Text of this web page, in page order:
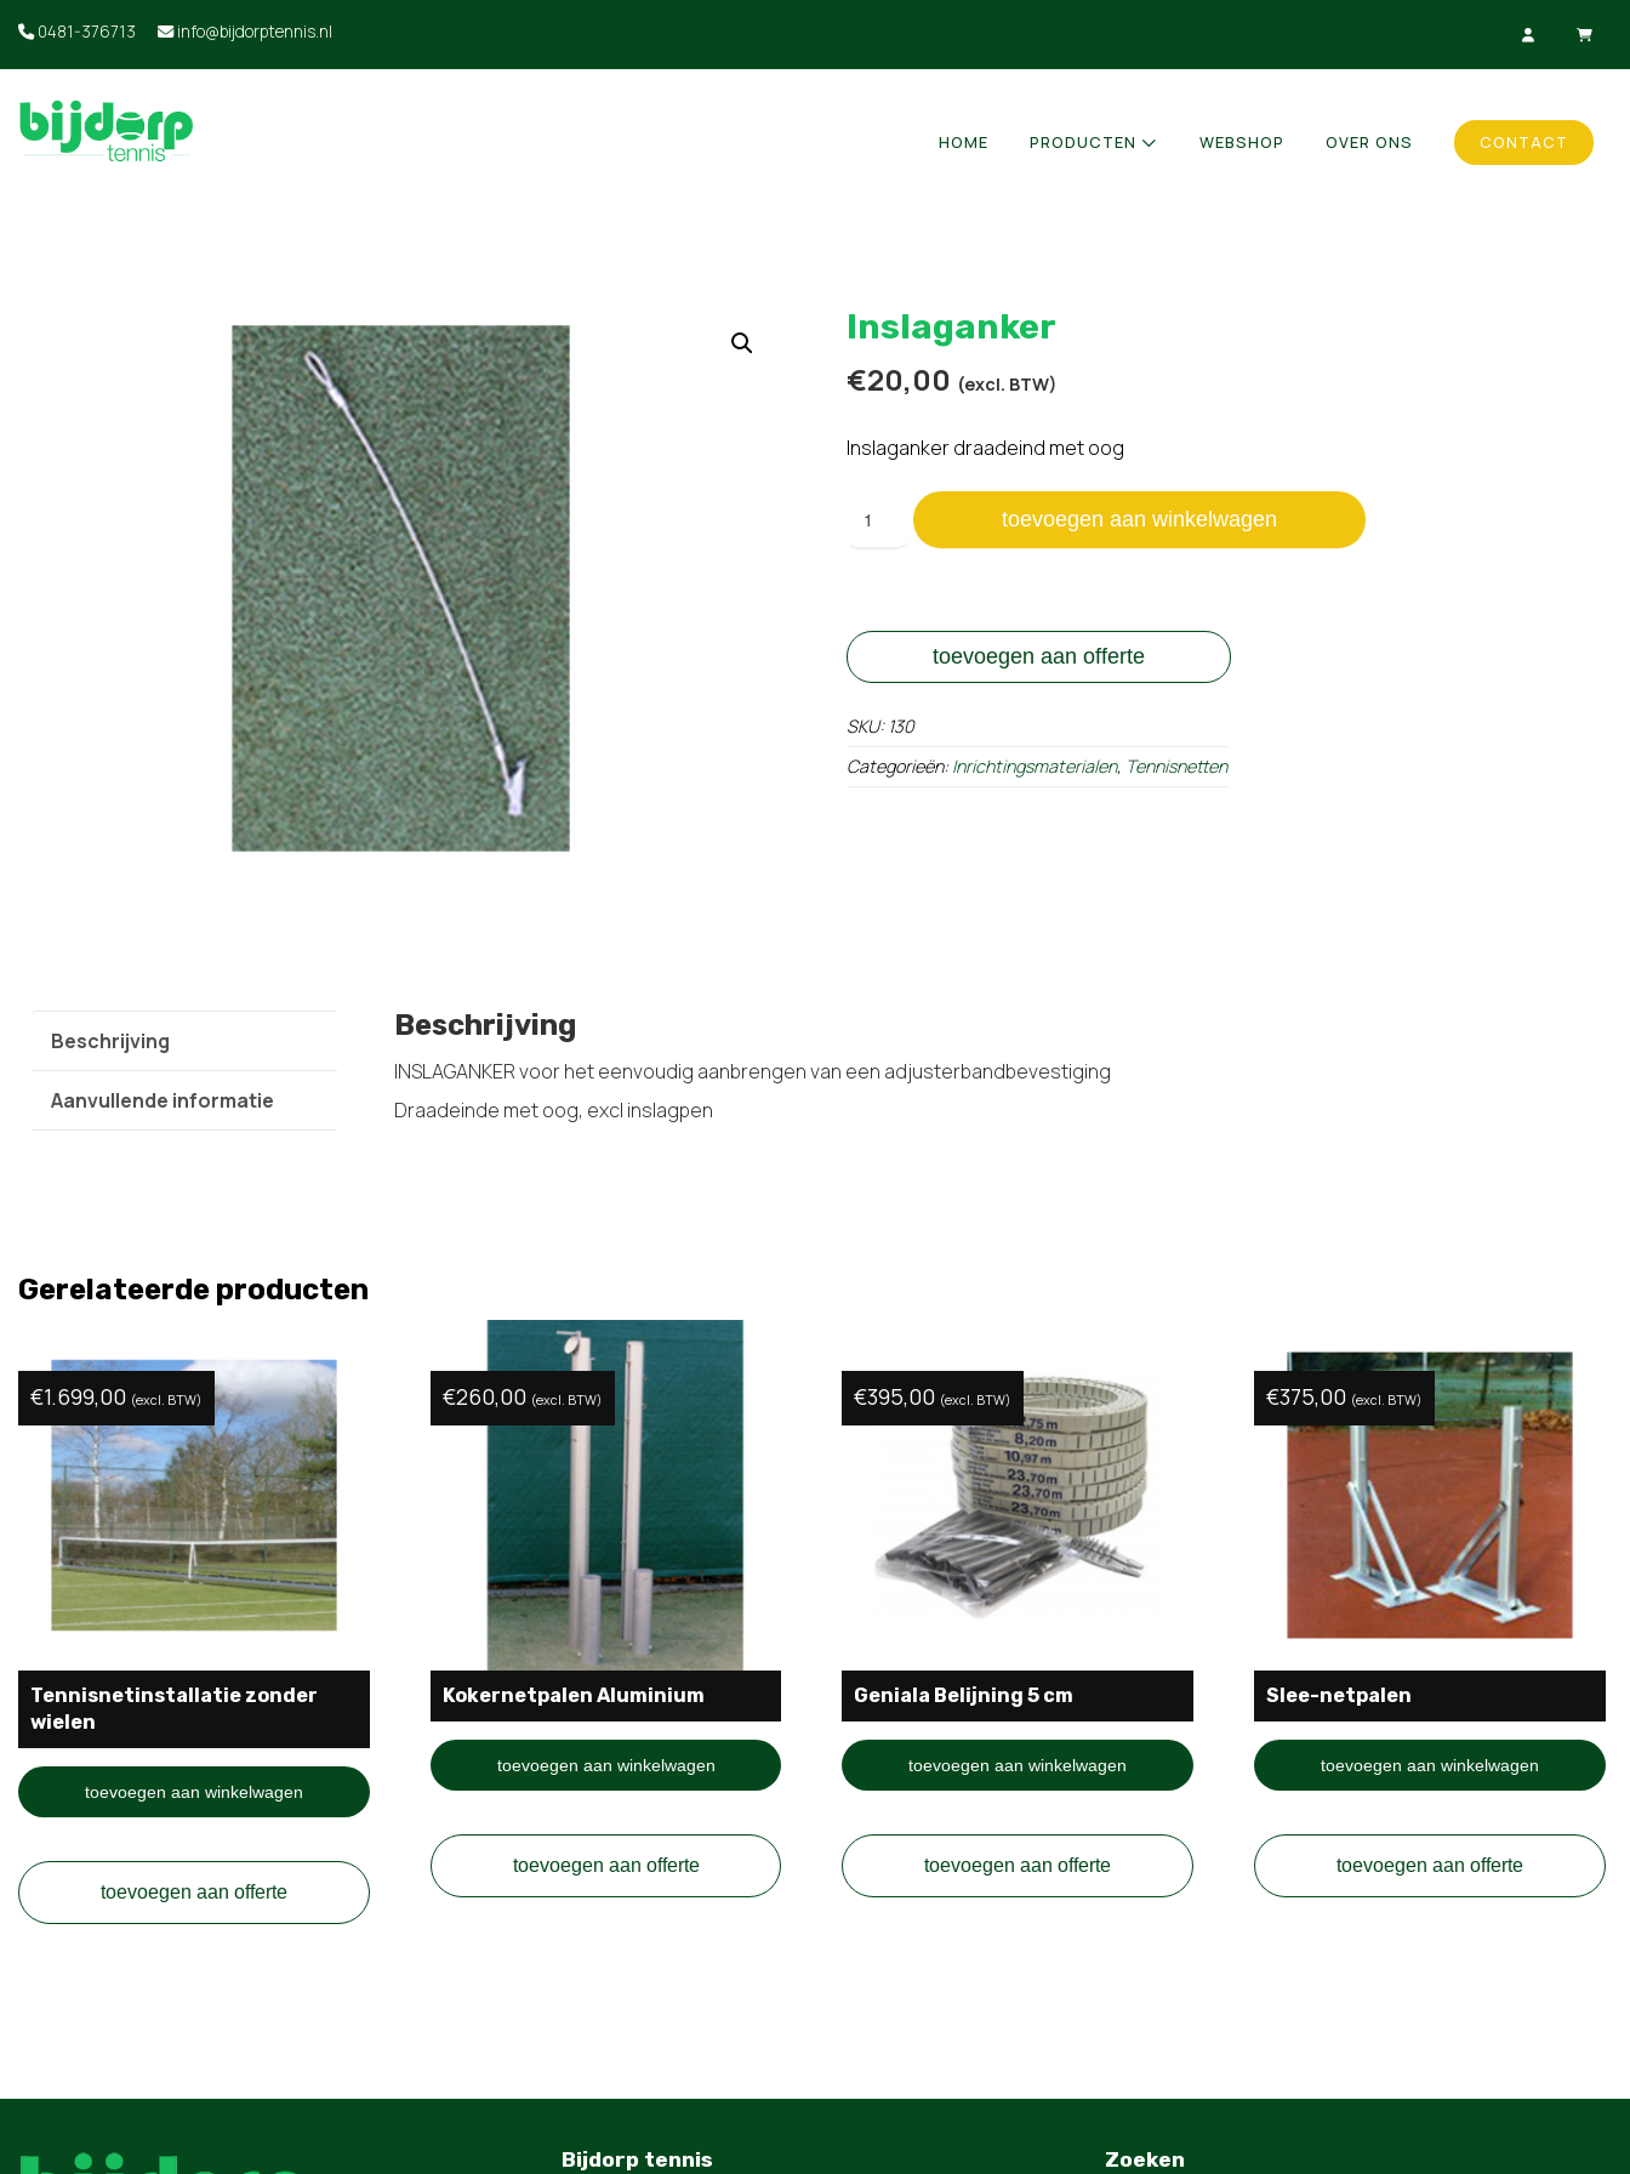
0481-376713 info@bijdorptennis.nl
HOME PRODUCTEN WEBSHOP OVER ONS CONTACT
Inslaganker
€20,00 (excl. BTW)
Inslaganker draadeind met oog
Inslaganker
aantal
toevoegen aan winkelwagen
toevoegen aan offerte
SKU: 130
Categorieën:Inrichtingsmaterialen, Tennisnetten
Beschrijving
Aanvullende informatie
Beschrijving
INSLAGANKER voor het eenvoudig aanbrengen van een adjusterbandbevestiging
Draadeinde met oog, excl inslagpen
Gerelateerde producten
Tennisnetinstallatie zonder
wielen
€1.699,00 (excl. BTW)
toevoegen aan winkelwagen
toevoegen aan offerte
Kokernetpalen Aluminium
€260,00 (excl. BTW)
toevoegen aan winkelwagen
toevoegen aan offerte
Geniala Belijning 5 cm
€395,00 (excl. BTW)
toevoegen aan winkelwagen
toevoegen aan offerte
Slee-netpalen
€375,00 (excl. BTW)
toevoegen aan winkelwagen
toevoegen aan offerte
Bijdorp tennis Zoeken